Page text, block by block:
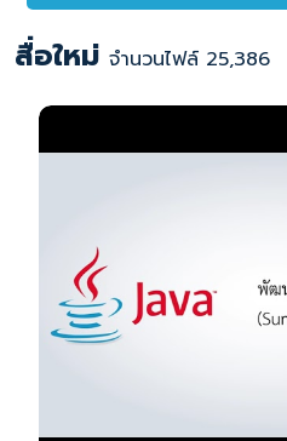
สื่อใหม่ จำนวนไฟล์ 25,386